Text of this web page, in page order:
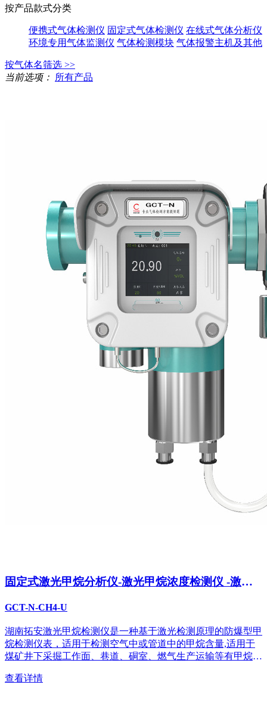
按产品款式分类
便携式气体检测仪 固定式气体检测仪 在线式气体分析仪
环境专用气体监测仪 气体检测模块 气体报警主机及其他
按气体名筛选 >>
当前选项：
所有产品
固定式激光甲烷分析仪-激光甲烷浓度检测仪 -激光
GCT-N-CH4-U
湖南拓安激光甲烷检测仪是一种基于激光检测原理的防爆型甲
烷检测仪表，适用于检测空气中或管道中的甲烷含量,适用于
煤矿井下采掘工作面、巷道、硐室、燃气生产运输等有甲烷气
查看详情